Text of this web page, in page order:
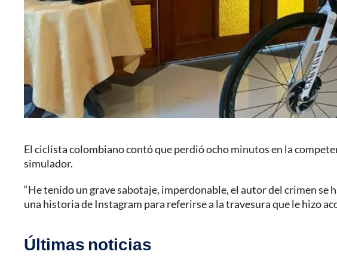
El ciclista colombiano contó que perdió ocho minutos en la
simulador.
“He tenido un grave sabotaje, imperdonable, el autor del crimen se
una historia de Instagram para referirse a la travesura que le hizo
Últimas noticias